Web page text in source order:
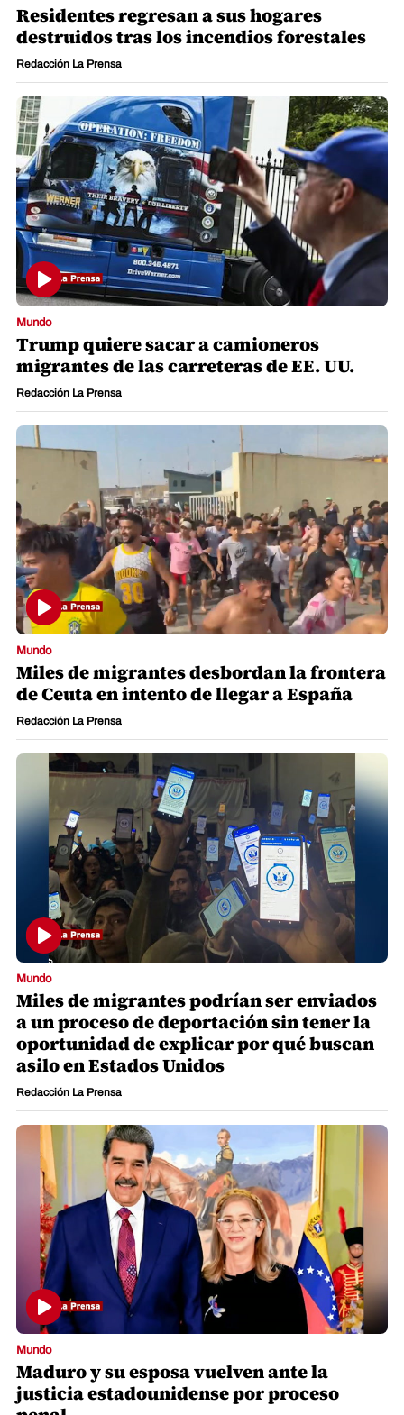
Residentes regresan a sus hogares
destruidos tras los incendios forestales
Redacción La Prensa
Mundo
Trump quiere sacar a camioneros
migrantes de las carreteras de EE. UU.
Redacción La Prensa
Mundo
Miles de migrantes desbordan la frontera
de Ceuta en intento de llegar a España
Redacción La Prensa
Mundo
Miles de migrantes podrían ser enviados
a un proceso de deportación sin tener la
oportunidad de explicar por qué buscan
asilo en Estados Unidos
Redacción La Prensa
Mundo
Maduro y su esposa vuelven ante la
justicia estadounidense por proceso